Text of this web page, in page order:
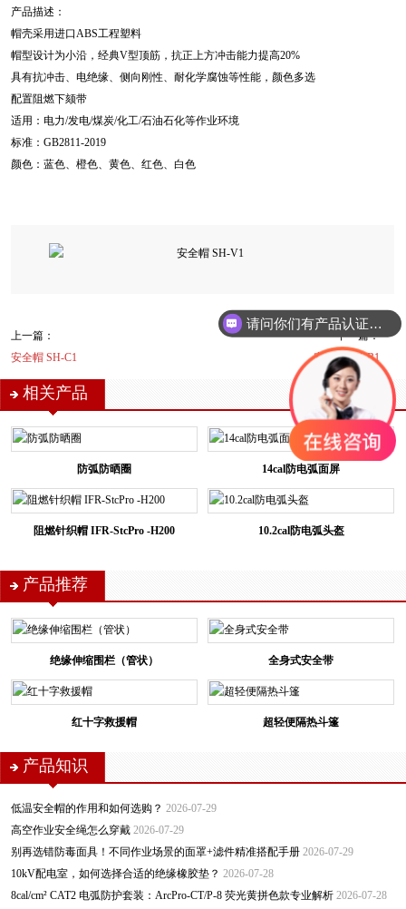
产品描述：
帽壳采用进口ABS工程塑料
帽型设计为小沿，经典V型顶筋，抗正上方冲击能力提高20%
具有抗冲击、电绝缘、侧向刚性、耐化学腐蚀等性能，颜色多选
配置阻燃下颏带
适用：电力/发电/煤炭/化工/石油石化等作业环境
标准：GB2811-2019
颜色：蓝色、橙色、黄色、红色、白色
上一篇：
安全帽 SH-C1
下一篇：
安全帽 SH-B1
相关产品
防弧防晒圈 14cal防电弧面屏
阻燃针织帽 IFR-StcPro -H200 10.2cal防电弧头盔
产品推荐
绝缘伸缩围栏（管状） 全身式安全带
红十字救援帽 超轻便隔热斗篷
产品知识
低温安全帽的作用和如何选购？ 2026-07-29
高空作业安全绳怎么穿戴 2026-07-29
别再选错防毒面具！不同作业场景的面罩+滤件精准搭配手册 2026-07-29
10kV配电室，如何选择合适的绝缘橡胶垫？ 2026-07-28
8cal/cm² CAT2 电弧防护套装：ArcPro-CT/P-8 荧光黄拼色款专业解析 2026-07-28
请问你们有产品认证吗？